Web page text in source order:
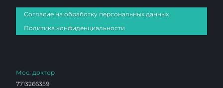
Согласие на обработку персональных данных
Политика конфиденциальности
Мос. доктор
7713266359